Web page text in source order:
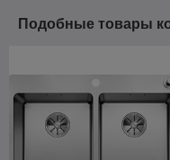
Подобные товары